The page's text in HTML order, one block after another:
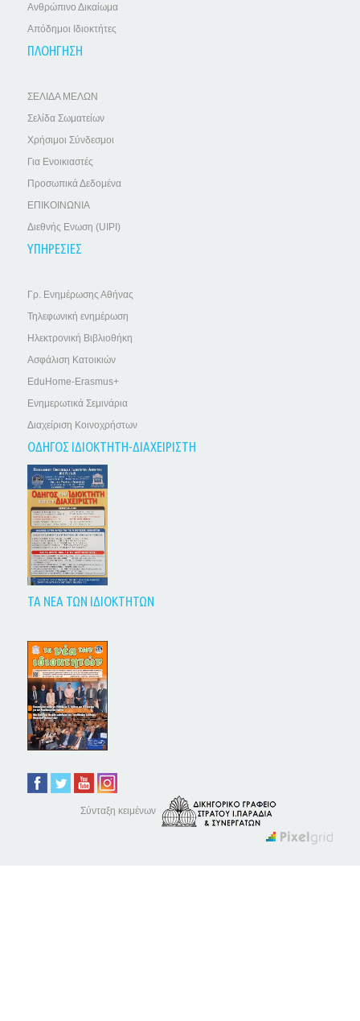
Ανθρώπινο Δικαίωμα
Απόδημοι Ιδιοκτήτες
ΠΛΟΗΓΗΣΗ
ΣΕΛΙΔΑ ΜΕΛΩΝ
Σελίδα Σωματείων
Χρήσιμοι Σύνδεσμοι
Για Ενοικιαστές
Προσωπικά Δεδομένα
ΕΠΙΚΟΙΝΩΝΙΑ
Διεθνής Ενωση (UIPI)
ΥΠΗΡΕΣΙΕΣ
Γρ. Ενημέρωσης Αθήνας
Τηλεφωνική ενημέρωση
Ηλεκτρονική Βιβλιοθήκη
Ασφάλιση Κατοικιών
EduHome-Erasmus+
Ενημερωτικά Σεμινάρια
Διαχείριση Κοινοχρήστων
ΟΔΗΓΟΣ ΙΔΙΟΚΤΗΤΗ-ΔΙΑΧΕΙΡΙΣΤΗ
ΤΑ ΝΕΑ ΤΩΝ ΙΔΙΟΚΤΗΤΩΝ
Σύνταξη κειμένων